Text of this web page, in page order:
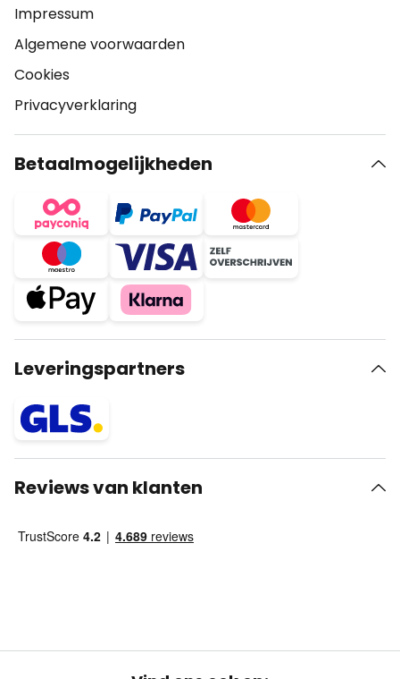
Impressum
Algemene voorwaarden
Cookies
Privacyverklaring
Betaalmogelijkheden
Leveringspartners
Reviews van klanten